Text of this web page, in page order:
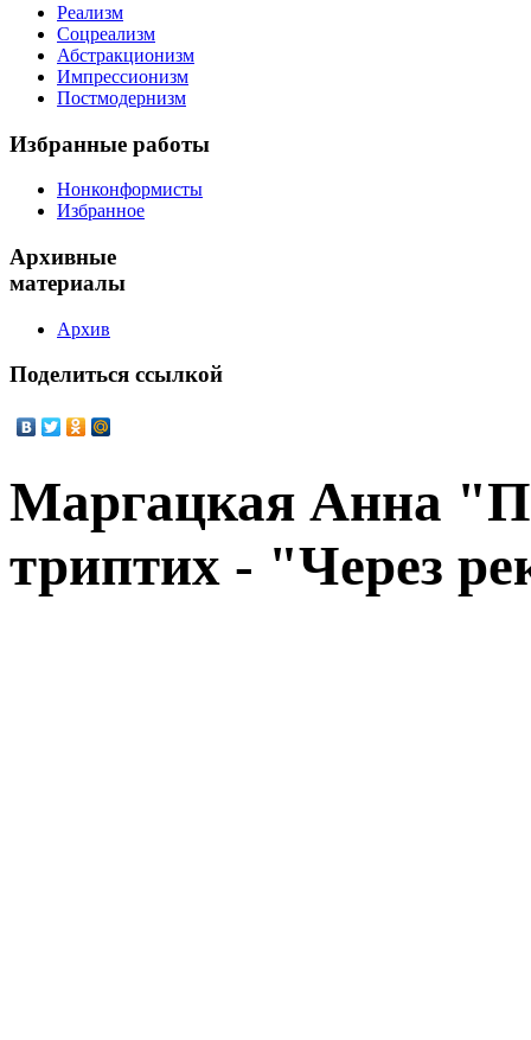
Реализм
Соцреализм
Абстракционизм
Импрессионизм
Постмодернизм
Избранные работы
Нонконформисты
Избранное
Архивные
материалы
Архив
Поделиться ссылкой
Маргацкая Анна
триптих - "Через